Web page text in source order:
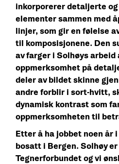
inkorporerer detaljerte
elementer sammen med
linjer, som gir en følelse
til komposisjonene. Den
av farger i Solhøys
oppmerksomhet på
deler av bildet skinne
andre forblir i sort-hvitt,
dynamisk kontrast som
oppmerksomheten til
Etter å ha jobbet noen år
bosatt i Bergen. Solhøy
Tegnerforbundet og vi